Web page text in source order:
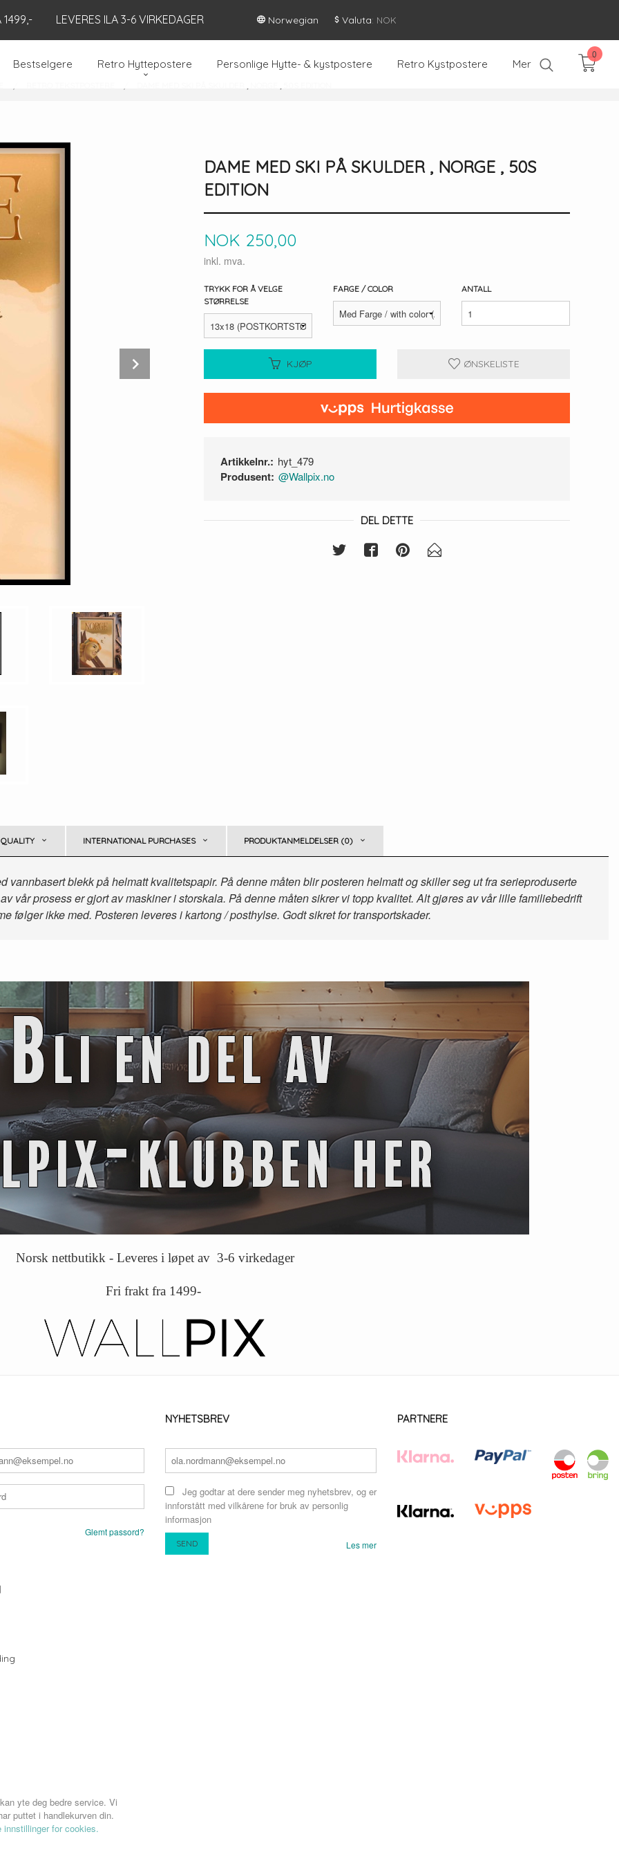
1499,- LEVERES ILA 3-6 VIRKEDAGER Norwegian Valuta: NOK
Bestselgere Retro Hyttepostere Personlige Hytte- & kystpostere Retro Kystpostere Mer
0
DAME MED SKI PÅ SKULDER , NORGE , 50S
EDITION
Pris
NOK 250,00
inkl. mva.
TRYKK FOR Å VELGE
STØRRELSE
FARGE / COLOR ANTALL
KJØP ØNSKELISTE
Artikkelnr.: hyt_479
Produsent: @Wallpix.no
DEL DETTE
INTERNATIONAL PURCHASES PRODUKTANMELDELSER (0)
vannbasert blekk på helmatt kvalitetspapir. På denne måten blir posteren helmatt og skiller seg ut fra serieproduserte
vår prosess er gjort av maskiner i storskala. På denne måten sikrer vi topp kvalitet. Alt gjøres av vår lille familiebedrift
følger ikke med. Posteren leveres i kartong / posthylse. Godt sikret for transportskader.
Norsk nettbutikk - Leveres i løpet av 3-6 virkedager
Fri frakt fra 1499-
Glemt passord?
NYHETSBREV
Jeg godtar at dere sender meg nyhetsbrev, og er
innforstått med vilkårene for bruk av personlig
informasjon
Les mer
PARTNERE
yte deg bedre service. Vi
puttet i handlekurven din.
innstillinger for cookies.